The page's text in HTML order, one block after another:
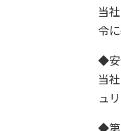
当
令
◆安
当
ュ
◆第